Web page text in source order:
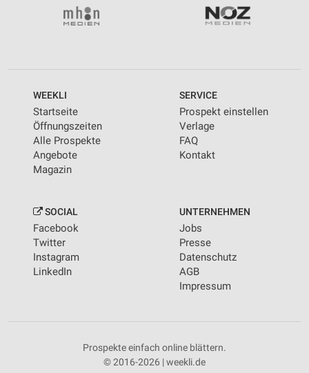
WEEKLI
Startseite
Öffnungszeiten
Alle Prospekte
Angebote
Magazin
SERVICE
Prospekt einstellen
Verlage
FAQ
Kontakt
SOCIAL
Facebook
Twitter
Instagram
LinkedIn
UNTERNEHMEN
Jobs
Presse
Datenschutz
AGB
Impressum
Prospekte einfach online blättern.
© 2016-2026 | weekli.de